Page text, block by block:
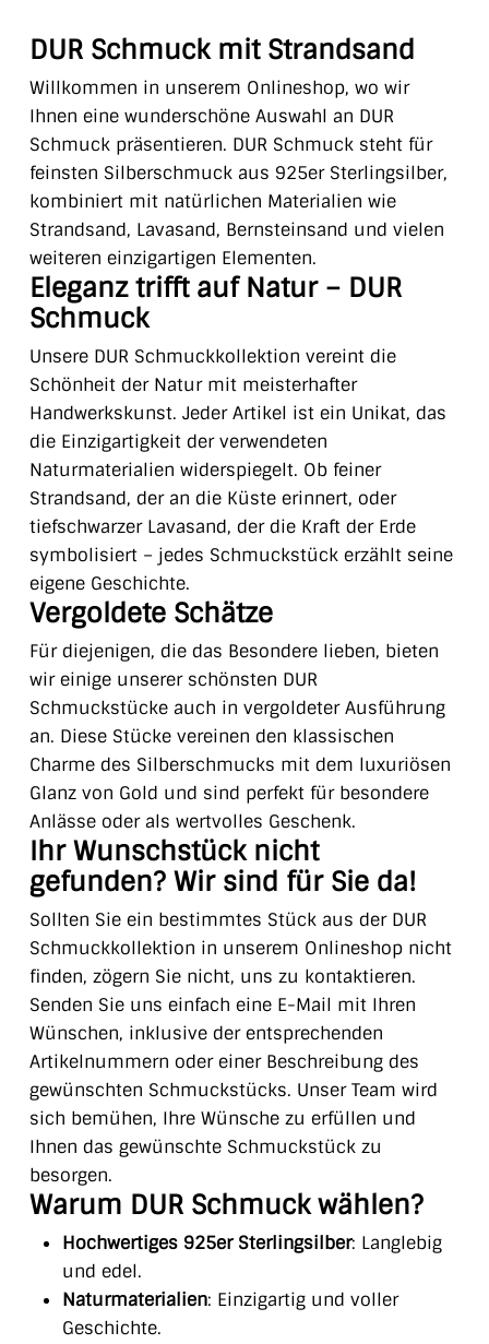
DUR Schmuck mit Strandsand
Willkommen in unserem Onlineshop, wo wir
Ihnen eine wunderschöne Auswahl an DUR
Schmuck präsentieren. DUR Schmuck steht für
feinsten Silberschmuck aus 925er Sterlingsilber,
kombiniert mit natürlichen Materialien wie
Strandsand, Lavasand, Bernsteinsand und vielen
weiteren einzigartigen Elementen.
Eleganz trifft auf Natur – DUR
Schmuck
Unsere DUR Schmuckkollektion vereint die
Schönheit der Natur mit meisterhafter
Handwerkskunst. Jeder Artikel ist ein Unikat, das
die Einzigartigkeit der verwendeten
Naturmaterialien widerspiegelt. Ob feiner
Strandsand, der an die Küste erinnert, oder
tiefschwarzer Lavasand, der die Kraft der Erde
symbolisiert – jedes Schmuckstück erzählt seine
eigene Geschichte.
Vergoldete Schätze
Für diejenigen, die das Besondere lieben, bieten
wir einige unserer schönsten DUR
Schmuckstücke auch in vergoldeter Ausführung
an. Diese Stücke vereinen den klassischen
Charme des Silberschmucks mit dem luxuriösen
Glanz von Gold und sind perfekt für besondere
Anlässe oder als wertvolles Geschenk.
Ihr Wunschstück nicht
gefunden? Wir sind für Sie da!
Sollten Sie ein bestimmtes Stück aus der DUR
Schmuckkollektion in unserem Onlineshop nicht
finden, zögern Sie nicht, uns zu kontaktieren.
Senden Sie uns einfach eine E-Mail mit Ihren
Wünschen, inklusive der entsprechenden
Artikelnummern oder einer Beschreibung des
gewünschten Schmuckstücks. Unser Team wird
sich bemühen, Ihre Wünsche zu erfüllen und
Ihnen das gewünschte Schmuckstück zu
besorgen.
Warum DUR Schmuck wählen?
Hochwertiges 925er Sterlingsilber: Langlebig
und edel.
Naturmaterialien: Einzigartig und voller
Geschichte.